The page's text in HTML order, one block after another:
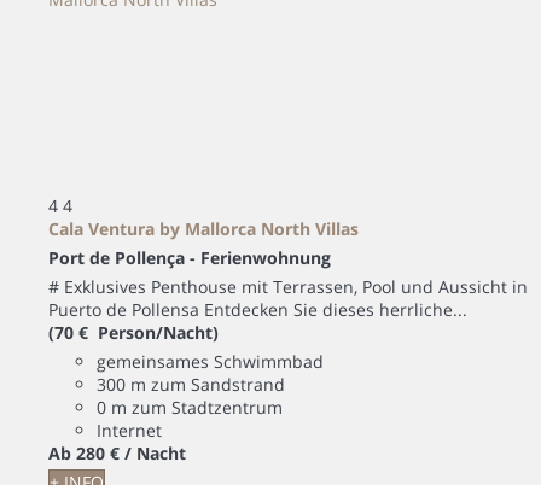
4 4
Cala Ventura by Mallorca North Villas
Port de Pollença - Ferienwohnung
# Exklusives Penthouse mit Terrassen, Pool und Aussicht in
Puerto de Pollensa Entdecken Sie dieses herrliche...
(70 € Person/Nacht)
gemeinsames Schwimmbad
300 m zum Sandstrand
0 m zum Stadtzentrum
Internet
Ab 280 € / Nacht